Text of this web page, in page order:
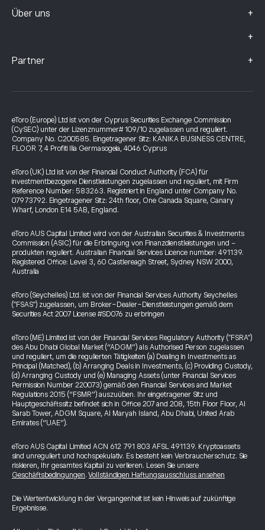
Über uns +
+
Partner +
eToro (Europe) Ltd ist von der Cyprus Securities Exchange Commission
(CySEC) unter der Lizenznummer# 109/10 zugelassen und reguliert.
Company No. C200585. Eingetragener Sitz: KANIKA BUSINESS CENTRE,
FLOOR 7, 4 Profiti Ilia Germasogeia, 4046 Cyprus
eToro (UK) Ltd ist von der Financial Conduct Authority (FCA) für
investmentbezogene Dienstleistungen zugelassen und reguliert, mit Firm
Reference Number: 583263. Registriert in England unter Company No.
07973792. Eingetragener Sitz: 24th floor, One Canada Square, Canary
Wharf, London E14 5AB, England.
eToro AUS Capital Limited wird von der Australian Securities & Investments
Commission (ASIC) für die Erbringung von Finanzdienstleistungen und -
produkten reguliert. Australian Financial Services Licence number: 491139.
Registered Office: Level 3, 60 Castlereagh Street, Sydney NSW 2000,
Australia
eToro (Seychelles) Ltd. ist von der Financial Services Authority Seychelles
("FSAS") zugelassen, um Broker-Dealer-Dienstleistungen gemäß dem
Securities Act 2007 License #SD076 zu erbringen
eToro (ME) Limited ist von der Financial Services Regulatory Authority ("FSRA")
des Abu Dhabi Global Market (“ADGM”) als Authorised Person zugelassen
und reguliert, um die regulierten Tätigkeiten (a) Dealing in Investments as
Principal (Matched), (b) Arranging Deals in Investments, (c) Providing Custody,
(d) Arranging Custody und (e) Managing Assets (unter Financial Services
Permission Number 220073) gemäß den Financial Services and Market
Regulations 2015 (“FSMR”) auszuüben. Ihr eingetragener Sitz und
Hauptgeschäftssitz befindet sich in Office 207 and 208, 15th Floor Floor, Al
Sarab Tower, ADGM Square, Al Maryah Island, Abu Dhabi, United Arab
Emirates (“UAE”).
eToro AUS Capital Limited ACN 612 791 803 AFSL 491139. Kryptoassets
sind unreguliert und hochspekulativ. Es besteht kein Verbraucherschutz. Sie
riskieren, Ihr gesamtes Kapital zu verlieren. Lesen Sie unsere
Geschäftsbedingungen.Vollständigen Haftungsausschluss ansehen
Die Wertentwicklung in der Vergangenheit ist kein Hinweis auf zukünftige
Ergebnisse.